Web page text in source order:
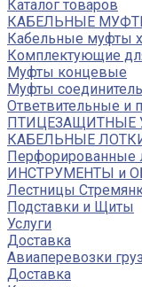
Каталог товаров
КАБЕЛЬНЫЕ
Кабельные муфты
Комплектующие
Муфты концевые
Муфты
Ответвительные и
ПТИЦЕЗАЩИТНЫЕ
КАБЕЛЬНЫЕ
Перфорированные
ИНСТРУМЕНТЫ и
Лестницы
Подставки и Щиты
Услуги
Доставка
Авиаперевозки
Доставка